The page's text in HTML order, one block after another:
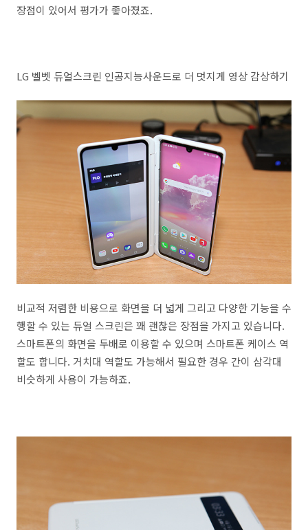
장점이 있어서 평가가 좋아졌죠.
LG 벨벳 듀얼스크린 인공지능사운드로 더 멋지게 영상 감상하기
비교적 저렴한 비용으로 화면을 더 넓게 그리고 다양한 기능을 수
행할 수 있는 듀얼 스크린은 꽤 괜찮은 장점을 가지고 있습니다.
스마트폰의 화면을 두배로 이용할 수 있으며 스마트폰 케이스 역
할도 합니다. 거치대 역할도 가능해서 필요한 경우 간이 삼각대
비슷하게 사용이 가능하죠.